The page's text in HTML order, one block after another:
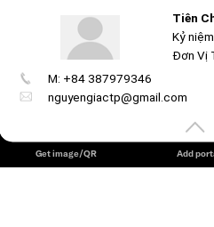
Tiên
Kỷ
Đơn Vị
M: +84 387979346
nguyengiactp@gmail.com
BÀI THUYẾT MINH CỔNG TRẠI KỶ
PHÓNG TIÊN PHƯỚC (10/3/1975 –
Get image/QR Add